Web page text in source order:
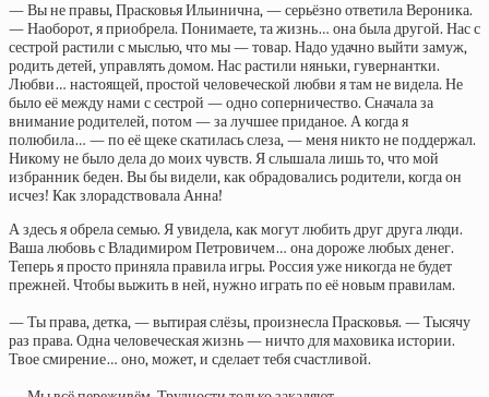
— Вы не правы, Прасковья Ильинична, — серьёзно ответила Вероника.
— Наоборот, я приобрела. Понимаете, та жизнь… она была другой. Нас с
сестрой растили с мыслью, что мы — товар. Надо удачно выйти замуж,
родить детей, управлять домом. Нас растили няньки, гувернантки.
Любви… настоящей, простой человеческой любви я там не видела. Не
было её между нами с сестрой — одно соперничество. Сначала за
внимание родителей, потом — за лучшее приданое. А когда я
полюбила… — по её щеке скатилась слеза, — меня никто не поддержал.
Никому не было дела до моих чувств. Я слышала лишь то, что мой
избранник беден. Вы бы видели, как обрадовались родители, когда он
исчез! Как злорадствовала Анна!
А здесь я обрела семью. Я увидела, как могут любить друг друга люди.
Ваша любовь с Владимиром Петровичем… она дороже любых денег.
Теперь я просто приняла правила игры. Россия уже никогда не будет
прежней. Чтобы выжить в ней, нужно играть по её новым правилам.
— Ты права, детка, — вытирая слёзы, произнесла Прасковья. — Тысячу
раз права. Одна человеческая жизнь — ничто для маховика истории.
Твое смирение… оно, может, и сделает тебя счастливой.